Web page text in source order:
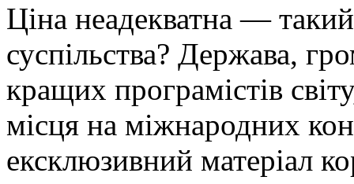
Ціна неадекватна —
суспільства? Держава,
кращих програмістів
місця на міжнародних
ексклюзивний матеріал